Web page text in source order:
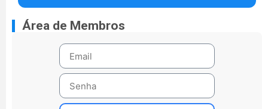
Área de Membros